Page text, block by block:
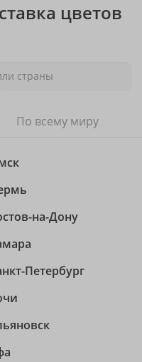
цветов
страны
По всему миру
на-Дону
Петербург